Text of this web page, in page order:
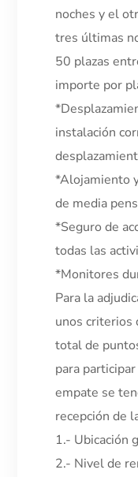
noches y el
tres últimas
50 plazas
importe por
instalación
*Alojamiento
de media
*Seguro de
todas las
*Monitores
Para la
unos criterios
total de
para
empate se
recepción de
1.- Ubicación
2.- Nivel de